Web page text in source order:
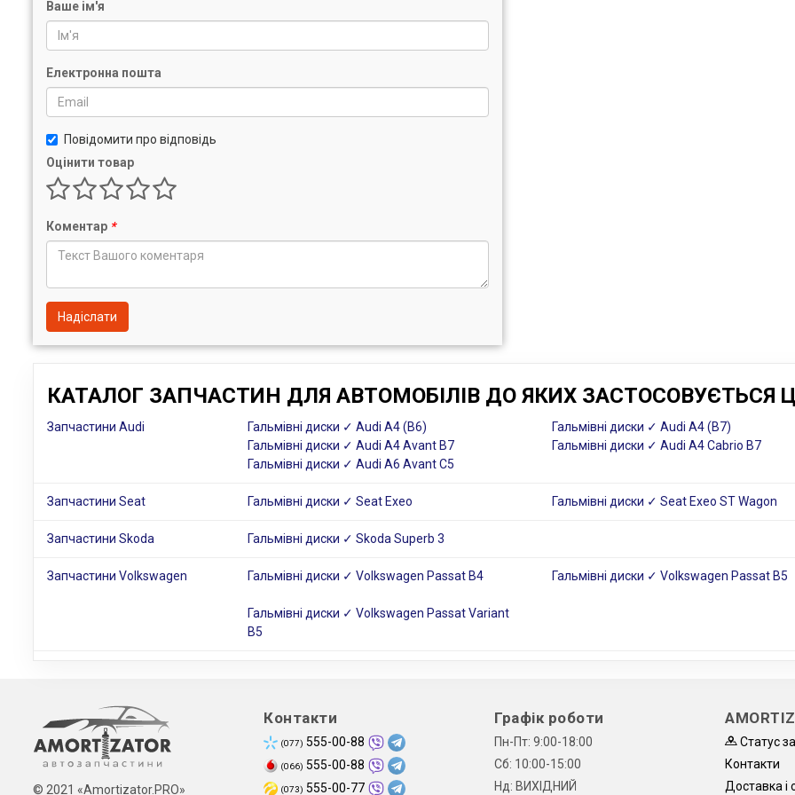
Ваше ім'я
Електронна пошта
Повідомити про відповідь
Оцінити товар
Коментар *
Надіслати
КАТАЛОГ ЗАПЧАСТИН ДЛЯ АВТОМОБІЛІВ ДО ЯКИХ ЗАСТОСОВУЄТЬСЯ
Запчастини Audi Гальмівні диски ✓ Audi A4 (B6) Гальмівні диски ✓ Audi A4 (B7)
Гальмівні диски ✓ Audi A4 Avant B7
Гальмівні диски ✓ Audi A4 Cabrio B7
Гальмівні диски ✓ Audi A6 Avant C5
Запчастини Seat Гальмівні диски ✓ Seat Exeo Гальмівні диски ✓ Seat Exeo ST Wagon
Запчастини Skoda Гальмівні диски ✓ Skoda Superb 3
Запчастини Volkswagen Гальмівні диски ✓ Volkswagen Passat B4 Гальмівні диски ✓ Volkswagen Passat B5
Гальмівні диски ✓ Volkswagen Passat Variant
B5
© 2021 «Amortizator.PRO»
Контакти
(077) 555-00-88
(066) 555-00-88
(073) 555-00-77
Графік роботи
Пн-Пт: 9:00-18:00
Сб: 10:00-15:00
Нд: ВИХІДНИЙ
Статус
Контакти
Доставка і